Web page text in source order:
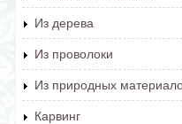
Из дерева
Из проволоки
Из природных
Карвинг